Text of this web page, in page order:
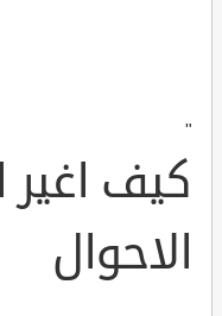
"
كيف
الاحوال